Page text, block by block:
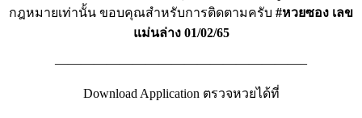
กฎหมายเท่านั้น ขอบคุณสำหรับการติดตามครับ #หวยซอง เลข
แม่นล่าง 01/02/65
———————————————————–
Download Application ตรวจหวยได้ที่